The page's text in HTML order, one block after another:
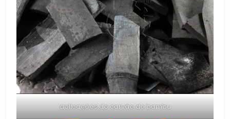
aplicações do carvão de bambu